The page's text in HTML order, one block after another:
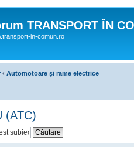
TRANSPORT ÎN
in-comun.ro
‹ Automotoare şi rame electrice
(ATC)